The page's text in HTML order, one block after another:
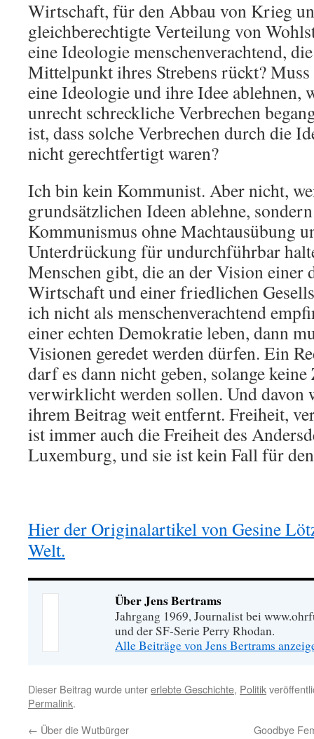
Wirtschaft, für den Abbau von Krieg
gleichberechtigte Verteilung von
eine Ideologie menschenverachtend,
Mittelpunkt ihres Strebens rückt?
eine Ideologie und ihre Idee ablehnen,
unrecht schreckliche Verbrechen
ist, dass solche Verbrechen durch die
nicht gerechtfertigt waren?
Ich bin kein Kommunist. Aber nicht,
grundsätzlichen Ideen ablehne,
Kommunismus ohne Machtausübung
Unterdrückung für undurchführbar
Menschen gibt, die an der Vision einer
Wirtschaft und einer friedlichen
ich nicht als menschenverachtend
einer echten Demokratie leben, dann
Visionen geredet werden dürfen. Ein
darf es dann nicht geben, solange
verwirklicht werden sollen. Und davon
ihrem Beitrag weit entfernt. Freiheit,
ist immer auch die Freiheit des
Luxemburg, und sie ist kein Fall für
Hier der Originalartikel von Gesine
Welt.
Über Jens Bertrams
Jahrgang 1969, Journalist bei
und der SF-Serie Perry Rhodan.
Alle Beiträge von Jens Bertrams
Dieser Beitrag wurde untererlebte Geschichte, Politik
Permalink.
← Über die Wutbürger Goodbye